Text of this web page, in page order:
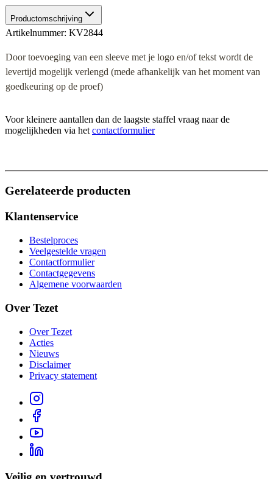
Productomschrijving
Artikelnummer: KV2844
Door toevoeging van een sleeve met je logo en/of tekst wordt de
levertijd mogelijk verlengd (mede afhankelijk van het moment van
goedkeuring op de proef)
Voor kleinere aantallen dan de laagste staffel vraag naar de
mogelijkheden via hetcontactformulier
Gerelateerde producten
Klantenservice
Bestelproces
Veelgestelde vragen
Contactformulier
Contactgegevens
Algemene voorwaarden
Over Tezet
Over Tezet
Acties
Nieuws
Disclaimer
Privacy statement